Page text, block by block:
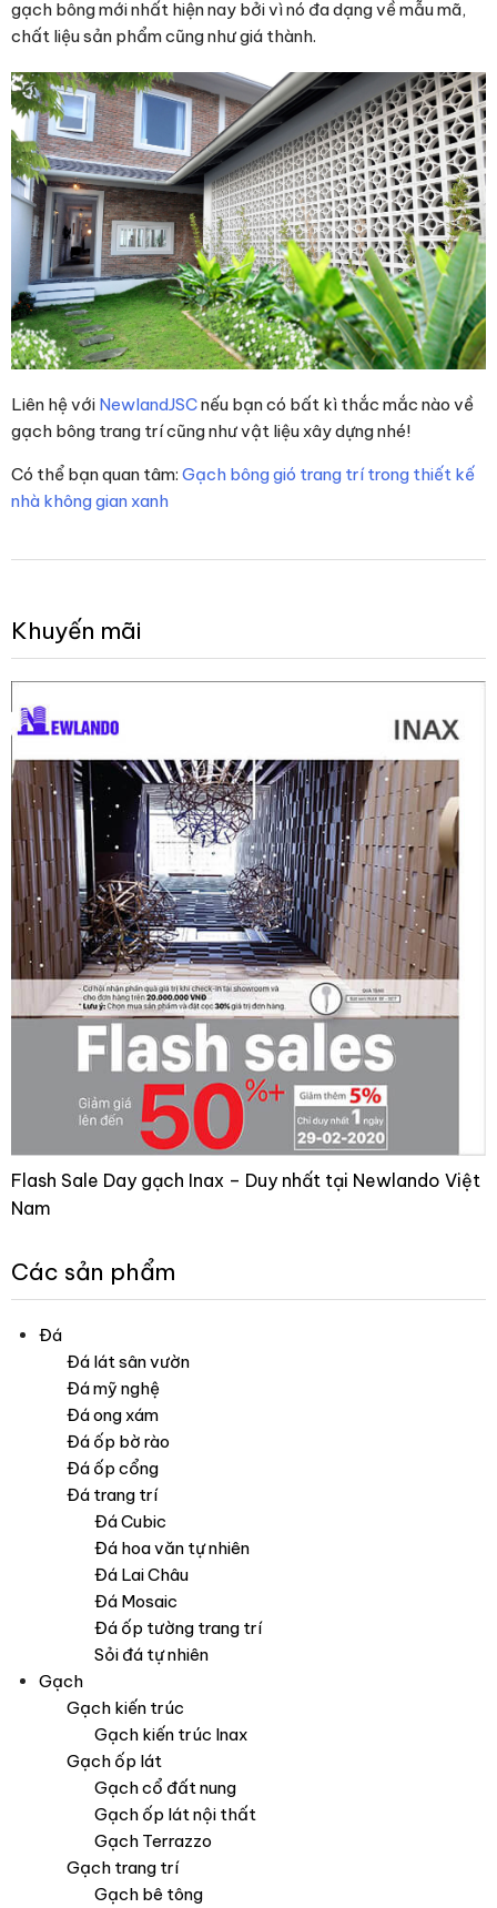
gạch bông mới nhất hiện nay bởi vì nó đa dạng về mẫu mã,
chất liệu sản phẩm cũng như giá thành.
Liên hệ với NewlandJSCnếu bạn có bất kì thắc mắc nào về
gạch bông trang trí cũng như vật liệu xây dựng nhé!
Có thể bạn quan tâm: Gạch bông gió trang trí trong thiết kế
nhà không gian xanh
Khuyến mãi
Flash Sale Day gạch Inax – Duy nhất tại Newlando Việt
Nam
Các sản phẩm
Đá
Đá lát sân vườn
Đá mỹ nghệ
Đá ong xám
Đá ốp bờ rào
Đá ốp cổng
Đá trang trí
Đá Cubic
Đá hoa văn tự nhiên
Đá Lai Châu
Đá Mosaic
Đá ốp tường trang trí
Sỏi đá tự nhiên
Gạch
Gạch kiến trúc
Gạch kiến trúc Inax
Gạch ốp lát
Gạch cổ đất nung
Gạch ốp lát nội thất
Gạch Terrazzo
Gạch trang trí
Gạch bê tông